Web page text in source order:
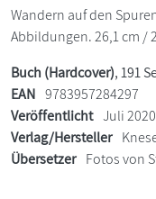
Wandern auf den
Abbildungen. 26,1 cm /
Buch (Hardcover), 191
EAN 9783957284297
Veröffentlicht Juli 2020
Verlag/Hersteller
Übersetzer Fotos von